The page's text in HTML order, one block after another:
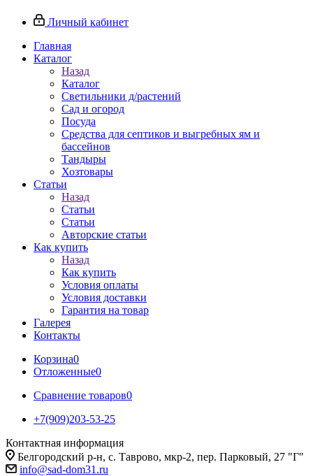
Личный кабинет
Главная
Каталог
Назад
Каталог
Светильники д/растений
Сад и огород
Посуда
Средства для септиков и выгребных ям и
бассейнов
Тандыры
Хозтовары
Статьи
Назад
Статьи
Статьи
Авторские статьи
Как купить
Назад
Как купить
Условия оплаты
Условия доставки
Гарантия на товар
Галерея
Контакты
Корзина0
Отложенные0
Сравнение товаров0
+7(909)203-53-25
Контактная информация
Белгородский р-н, с. Таврово, мкр-2, пер. Парковый, 27 "Г"
info@sad-dom31.ru